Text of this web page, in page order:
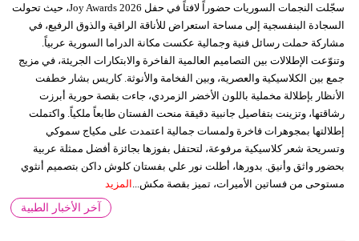
سجّلت النجمات السوريات حضوراً لافتاً في حفل Joy Awards 2026، حيث تحولت
السجادة البنفسجية إلى مساحة استعراض للأناقة الراقية والذوق الرفيع، في
مشاركة حملت رسائل فنية وجمالية عكست مكانة الدراما السورية عربياً.
وتنوّعت الإطلالات بين التصاميم العالمية الفاخرة والابتكارات الجريئة، في مزيج
جمع بين الكلاسيكية والعصرية، وبين الفخامة والأنوثة. كاريس بشار خطفت
الأنظار بإطلالة مخملية باللون الأخضر الزمردي، جاءت بقصة حورية أبرزت
رشاقتها، وتزينت بتفاصيل جانبية دقيقة منحت الفستان طابعاً ملكياً. واكتملت
إطلالتها بمجوهرات فاخرة ولمسات جمالية اعتمدت على مكياج سموكي
وتسريحة شعر كلاسيكية مرفوعة، لتحتفل بفوزها بجائزة أفضل ممثلة عربية
بحضور واثق وأنيق. بدورها، أطلت نور علي بفستان كلوش داكن بتصميم أنثوي
مستوحى من فساتين الأميرات، تميز بقصة مكش...
المزيد
آخر الأخبار الطبية